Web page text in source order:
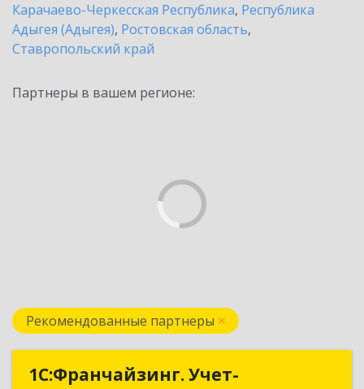
Карачаево-Черкесская Республика, Республика
Адыгея (Адыгея), Ростовская область,
Ставропольский край
Партнеры в вашем регионе:
Рекомендованные партнеры
1С:Франчайзинг. Учет-
1С:Франчайзинг. Учет-